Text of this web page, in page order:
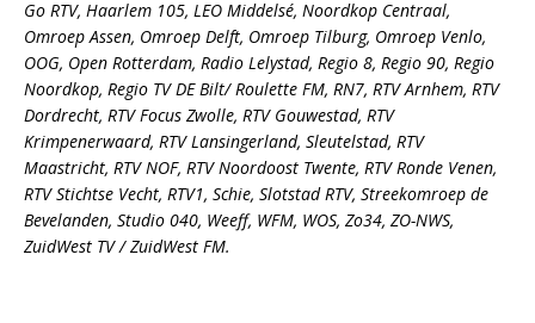
Go RTV, Haarlem 105, LEO Middelsé, Noordkop Centraal,
Omroep Assen, Omroep Delft, Omroep Tilburg, Omroep Venlo,
OOG, Open Rotterdam, Radio Lelystad, Regio 8, Regio 90, Regio
Noordkop, Regio TV DE Bilt/ Roulette FM, RN7, RTV Arnhem, RTV
Dordrecht, RTV Focus Zwolle, RTV Gouwestad, RTV
Krimpenerwaard, RTV Lansingerland, Sleutelstad, RTV
Maastricht, RTV NOF, RTV Noordoost Twente, RTV Ronde Venen,
RTV Stichtse Vecht, RTV1, Schie, Slotstad RTV, Streekomroep de
Bevelanden, Studio 040, Weeff, WFM, WOS, Zo34, ZO-NWS,
ZuidWest TV / ZuidWest FM.